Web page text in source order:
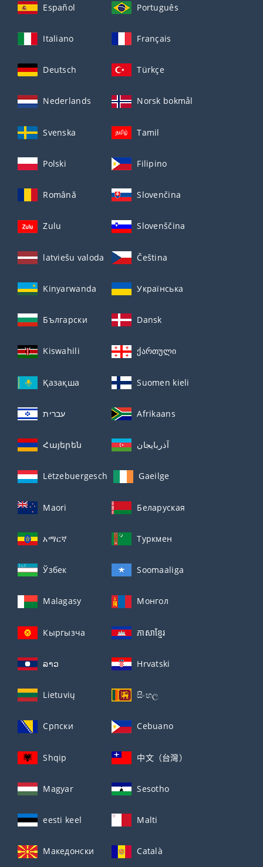
Español Português
Italiano Français
Deutsch Türkçe
Nederlands Norsk bokmål
Svenska Tamil
Polski Filipino
Română Slovenčina
Zulu Slovenščina
latviešu valoda Čeština
Kinyarwanda Українська
Български Dansk
Kiswahili ქართული
Қазақша Suomen kieli
עברית Afrikaans
Հայերեն آذربايجان
Lëtzebuergesch Gaeilge
Maori Беларуская
አማርኛ Туркмен
Ўзбек Soomaaliga
Malagasy Монгол
Кыргызча ភាសាខ្មែរ
ລາວ Hrvatski
Lietuvių සිංහල
Српски Cebuano
Shqip 中文（台灣）
Magyar Sesotho
eesti keel Malti
Македонски Català